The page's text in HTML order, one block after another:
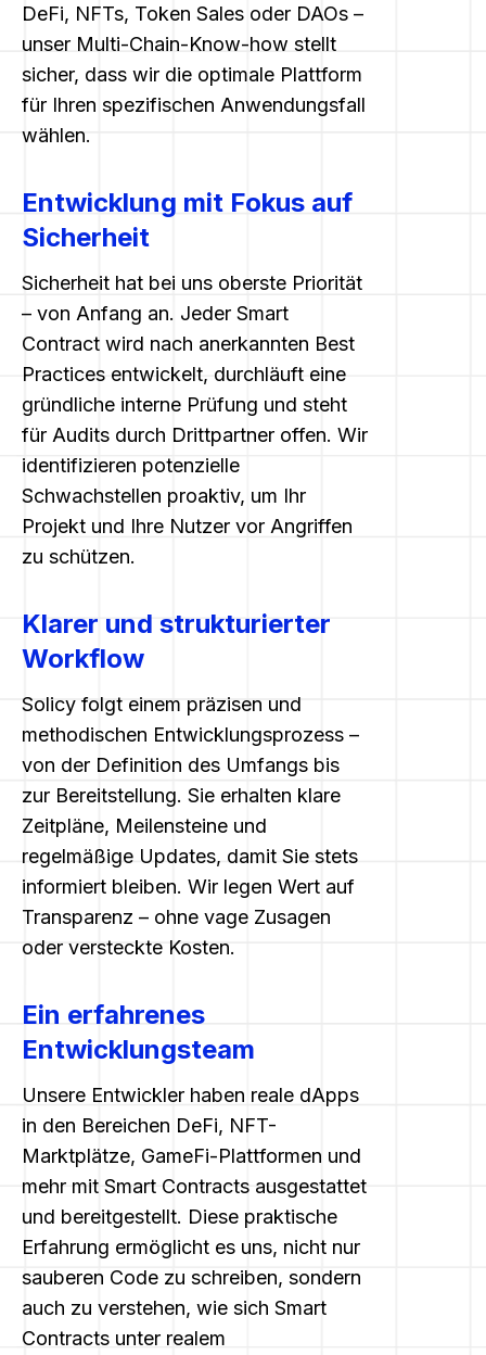
DeFi, NFTs, Token Sales oder DAOs –
unser Multi-Chain-Know-how stellt
sicher, dass wir die optimale Plattform
für Ihren spezifischen Anwendungsfall
wählen.
Entwicklung mit Fokus auf
Sicherheit
Sicherheit hat bei uns oberste Priorität
– von Anfang an. Jeder Smart
Contract wird nach anerkannten Best
Practices entwickelt, durchläuft eine
gründliche interne Prüfung und steht
für Audits durch Drittpartner offen. Wir
identifizieren potenzielle
Schwachstellen proaktiv, um Ihr
Projekt und Ihre Nutzer vor Angriffen
zu schützen.
Klarer und strukturierter
Workflow
Solicy folgt einem präzisen und
methodischen Entwicklungsprozess –
von der Definition des Umfangs bis
zur Bereitstellung. Sie erhalten klare
Zeitpläne, Meilensteine und
regelmäßige Updates, damit Sie stets
informiert bleiben. Wir legen Wert auf
Transparenz – ohne vage Zusagen
oder versteckte Kosten.
Ein erfahrenes
Entwicklungsteam
Unsere Entwickler haben reale dApps
in den Bereichen DeFi, NFT-
Marktplätze, GameFi-Plattformen und
mehr mit Smart Contracts ausgestattet
und bereitgestellt. Diese praktische
Erfahrung ermöglicht es uns, nicht nur
sauberen Code zu schreiben, sondern
auch zu verstehen, wie sich Smart
Contracts unter realem